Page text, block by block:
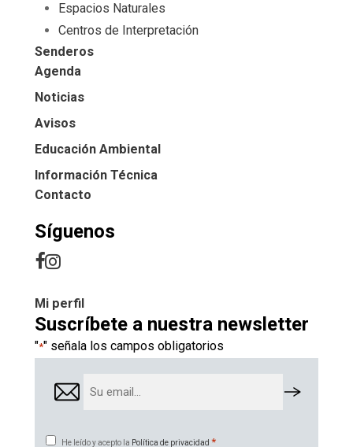
Espacios Naturales
Centros de Interpretación
Senderos
Agenda
Noticias
Avisos
Educación Ambiental
Información Técnica
Contacto
Síguenos
Mi perfil
Suscríbete a nuestra newsletter
"*" señala los campos obligatorios
Email
Consentimiento
He leído y acepto la Política de privacidad *